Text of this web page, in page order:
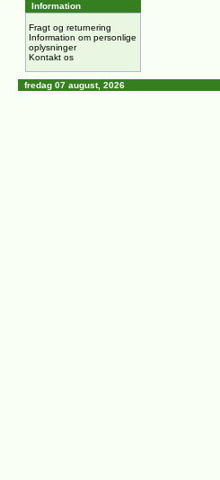
Information
Fragt og returnering
Information om personlige
oplysninger
Kontakt os
fredag 07 august, 2026